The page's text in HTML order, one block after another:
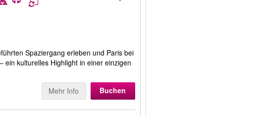
Spaziergang erleben und Paris bei
ein kulturelles Highlight in einer einzigen
Mehr Info Buchen